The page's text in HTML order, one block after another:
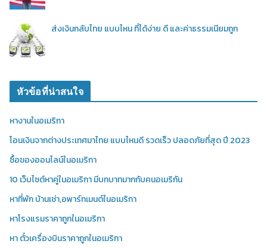
ส่งเงินกลับไทย แบบไหน ที่ได้ง่าย ดี และค่าธรรมเนียมถูก
หัวข้อที่น่าสนใจ
หางานในอเมริกา
โอนเงินจากต่างประเทศมาไทย แบบไหนดี รวดเร็ว ปลอดภัยที่สุด ปี 2023
ซื้อของออนไลน์ในอเมริกา
10 เว็บไซต์หาคู่ในอเมริกา มีบทบาทมากกับคนอเมริกัน
หาที่พัก บ้านเช่า,อพาร์ทเมนต์ในอเมริกา
หาโรงแรมราคาถูกในอเมริกา
หา ตั๋วเครื่องบินราคาถูกในอเมริกา